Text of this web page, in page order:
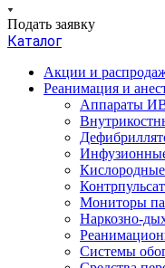
Подать заявку
Каталог
Акции и
Реанимация и
Аппараты
Мониторы
Наркозно-
Системы